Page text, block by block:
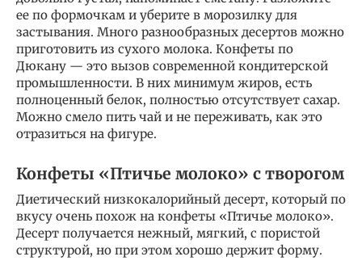
ее по формочкам и уберите в морозилку для
застывания. Много разнообразных десертов можно
приготовить из сухого молока. Конфеты по
Дюкану — это вызов современной кондитерской
промышленности. В них минимум жиров, есть
полноценный белок, полностью отсутствует сахар.
Можно смело пить чай и не переживать, как это
отразиться на фигуре.
Конфеты «Птичье молоко» с творогом
Диетический низкокалорийный десерт, который по
вкусу очень похож на конфеты «Птичье молоко».
Десерт получается нежный, мягкий, с пористой
структурой, но при этом хорошо держит форму.